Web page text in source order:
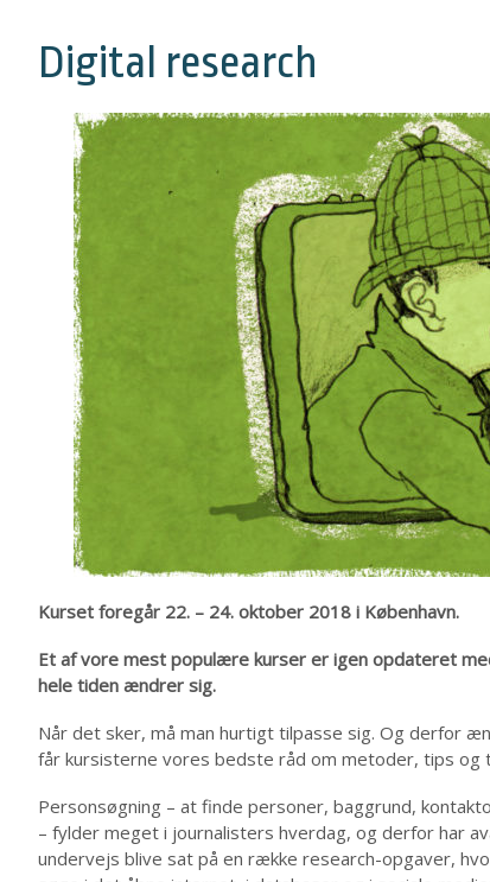
Digital research
Kurset foregår 22. – 24. oktober 2018 i København.
Et af vore mest populære kurser er igen opdateret
hele tiden ændrer sig.
Når det sker, må man hurtigt tilpasse sig. Og derfor
får kursisterne vores bedste råd om metoder, tips og
Personsøgning – at finde personer, baggrund,
– fylder meget i journalisters hverdag, og derfor har
undervejs blive sat på en række research-opgaver,